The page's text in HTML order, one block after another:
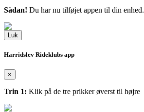
Sådan! Du har nu tilføjet appen til din enhed.
Luk
Harridslev Rideklubs app
×
Trin 1: Klik på de tre prikker øverst til højre